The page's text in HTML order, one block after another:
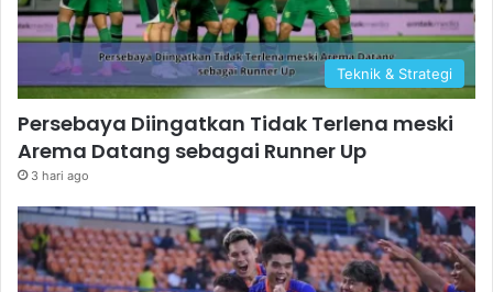
Teknik & Strategi
Persebaya Diingatkan Tidak Terlena meski
Arema Datang sebagai Runner Up
3 hari ago